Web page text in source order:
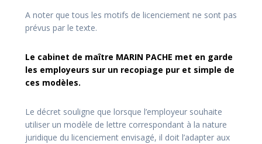
A noter que tous les motifs de licenciement ne sont pas
prévus par le texte.
Le cabinet de maître MARIN PACHE met en garde
les employeurs sur un recopiage pur et simple de
ces modèles.
Le décret souligne que lorsque l’employeur souhaite
utiliser un modèle de lettre correspondant à la nature
juridique du licenciement envisagé, il doit l’adapter aux